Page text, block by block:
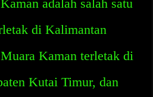
adalah salah satu
di Kalimantan
Kaman terletak di
Kutai Timur, dan